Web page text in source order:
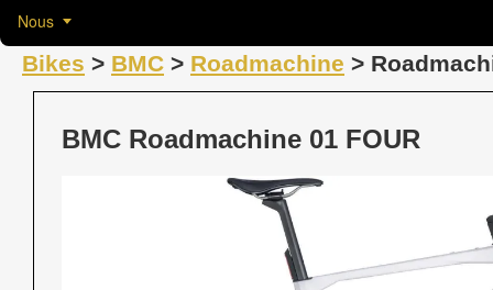
Nous
Bikes > BMC > Roadmachine >
BMC Roadmachine 01 FOUR